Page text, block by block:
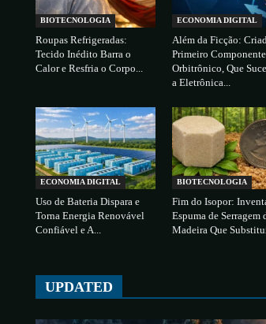
BIOTECNOLOGIA
Roupas Refrigeradas:
Tecido Inédito Barra o
Calor e Resfria o Corpo...
ECONOMIA DIGITAL
Além da Ficção:
Primeiro Componente
Orbitrônico, Que
a Eletrônica...
ECONOMIA DIGITAL
Uso de Bateria Dispara e
Torna Energia Renovável
Confiável e A...
BIOTECNOLOGIA
Fim do Isopor:
Espuma de Serragem
Madeira Que
UPDATED